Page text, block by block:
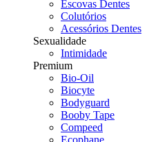
Escovas Dentes
Colutórios
Acessórios Dentes
Sexualidade
Intimidade
Premium
Bio-Oil
Biocyte
Bodyguard
Booby Tape
Compeed
Ecophane